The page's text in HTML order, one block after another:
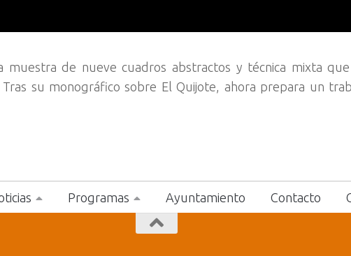
de nueve cuadros abstractos y técnica mixta
su monográfico sobre El Quijote, ahora prepara un
Programas Ayuntamiento Contacto